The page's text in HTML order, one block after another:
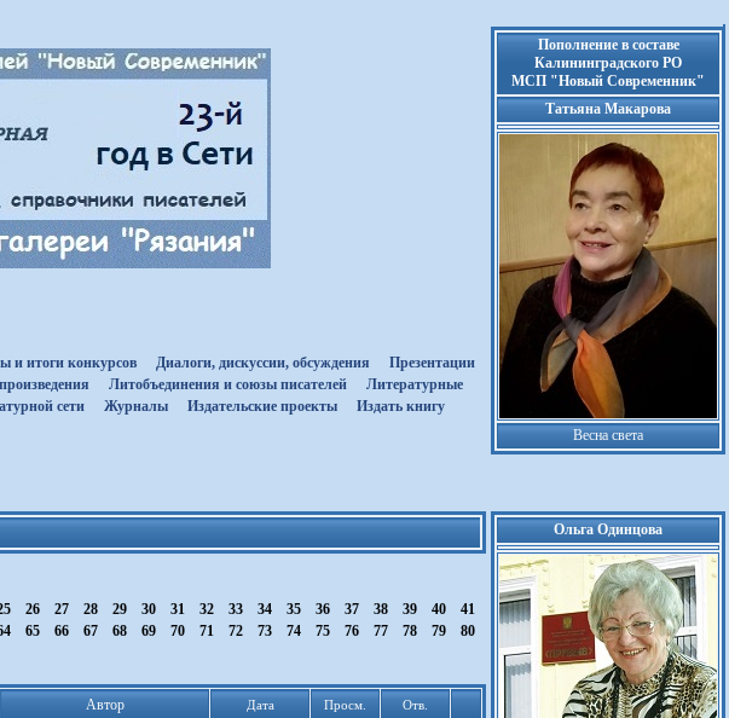
и итоги конкурсов Диалоги, дискуссии, обсуждения
Презентации
Литобъединения и союзы писателей
Литературные
сети Журналы Издательские проекты Издать книгу
Пополнение в составе
Калининградского РО
МСП "Новый Современник"
Татьяна Макарова
Весна света
26 27 28 29 30 31 32 33 34 35 36 37 38 39 40
41
65 66 67 68 69 70 71 72 73 74 75 76 77 78 79
80
Автор Дата Просм. Отв.
Ольга Одинцова